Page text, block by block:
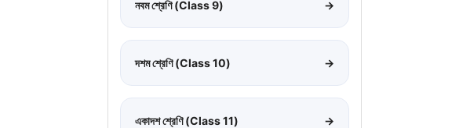
নবম শ্রেণি (Class 9) →
দশম শ্রেণি (Class 10) →
একাদশ শ্রেণি (Class 11) →